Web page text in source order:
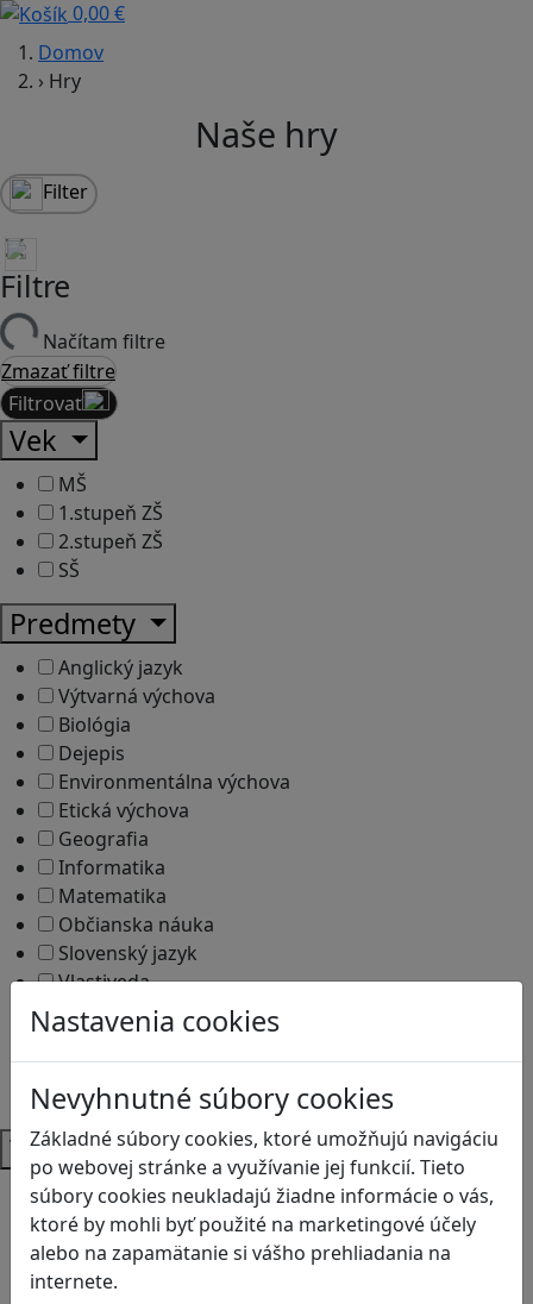
0,00 €
Nastavenia cookies
Nevyhnutné súbory cookies
Základné súbory cookies, ktoré umožňujú navigáciu
po webovej stránke a využívanie jej funkcií. Tieto
súbory cookies neukladajú žiadne informácie o vás,
ktoré by mohli byť použité na marketingové účely
alebo na zapamätanie si vášho prehliadania na
internete.
Domov
› Hry
Naše hry
Filter
Filtre
Načítam filtre
Zmazať filtre
Filtrovať
Vek
MŠ
1.stupeň ZŠ
2.stupeň ZŠ
SŠ
Predmety
Anglický jazyk
Výtvarná výchova
Biológia
Dejepis
Environmentálna výchova
Etická výchova
Geografia
Informatika
Matematika
Občianska náuka
Slovenský jazyk
Vlastiveda
Umenie a kultúra
Dejiny umenia
Ekonómia
Ekonomika
Témy
Bezpečnosť na internete
Čítanie s porozumením
Digitálna rovnováha
Ekológia